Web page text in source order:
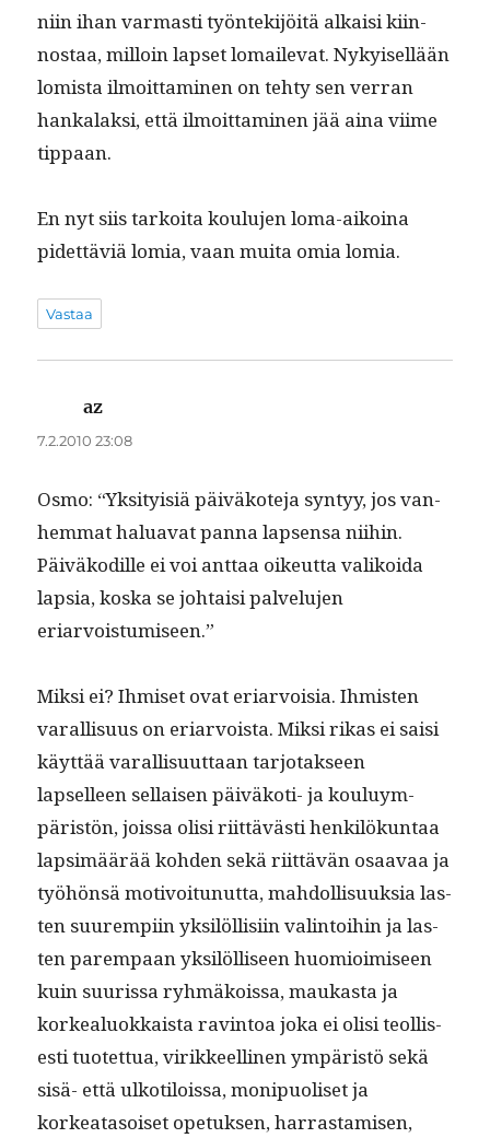
niin ihan var­masti työn­tek­i­jöitä alka­isi kiin­
nos­taa, mil­loin lapset lomail­e­vat. Nykyisel­lään
lomista ilmoit­ta­mi­nen on tehty sen ver­ran
han­kalak­si, että ilmoit­ta­mi­nen jää aina viime
tippaan.
En nyt siis tarkoi­ta koulu­jen loma-aikoina
pidet­täviä lomia, vaan mui­ta omia lomia.
Vastaa
az
7.2.2010 23:08
Osmo: “Yksi­ty­isiä päiväkote­ja syn­tyy, jos van­
hem­mat halu­a­vat pan­na lapsen­sa niihin.
Päiväkodille ei voi anttaa oikeut­ta valikoi­da
lap­sia, kos­ka se johtaisi palvelu­jen
eriarvoistumiseen.”
Mik­si ei? Ihmiset ovat eri­ar­voisia. Ihmis­ten
var­al­lisu­us on eri­ar­voista. Mik­si rikas ei saisi
käyt­tää var­al­lisu­ut­taan tar­jo­tak­seen
lapselleen sel­l­aisen päiväkoti- ja kouluym­
päristön, jois­sa olisi riit­tävästi henkilökun­taa
lap­simäärää kohden sekä riit­tävän osaavaa ja
työhön­sä motivoitunut­ta, mah­dol­lisuuk­sia las­
ten suurem­pi­in yksilöl­lisi­in val­in­toi­hin ja las­
ten parem­paan yksilöl­liseen huomioimiseen
kuin suuris­sa ryh­mäkois­sa, maukas­ta ja
korkealu­okkaista rav­in­toa joka ei olisi teol­lis­
es­ti tuotet­tua, virik­keelli­nen ympäristö sekä
sisä- että ulkotilois­sa, monipuoliset ja
korkeata­soiset opetuk­sen, har­ras­tamisen,